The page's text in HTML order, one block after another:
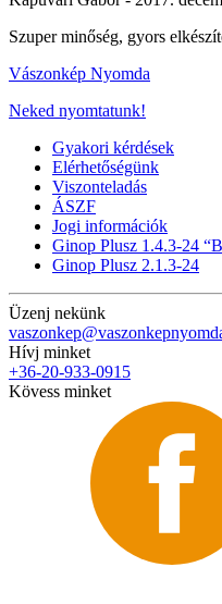
Szuper minőség, gyors
Vászonkép Nyomda
Neked nyomtatunk!
Gyakori kérdések
Elérhetőségünk
Viszonteladás
ÁSZF
Jogi információk
Ginop Plusz 1.4.3-24
Ginop Plusz 2.1.3-24
Üzenj nekünk
Hívj minket
+36-20-933-0915
Kövess minket